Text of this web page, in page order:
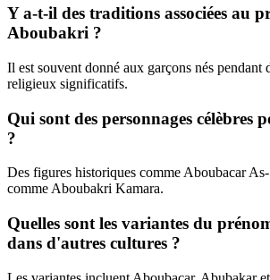
Y a-t-il des traditions associées au
Aboubakri ?
Il est souvent donné aux garçons nés pendant
religieux significatifs.
Qui sont des personnages célèbres
?
Des figures historiques comme Aboubacar
comme Aboubakri Kamara.
Quelles sont les variantes du
dans d'autres cultures ?